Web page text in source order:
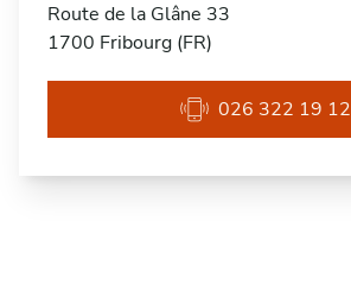
Route de la Glâne 33
1700 Fribourg (FR)
026 322 19 12